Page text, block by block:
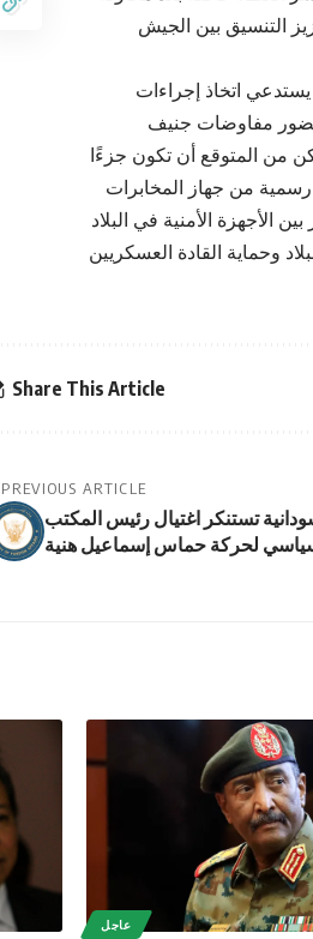
التنسيق بين الجيش
يستدعي اتخاذ إجراءات
من المتوقع أن تكون جزءًا
من جهاز المخابرات
وحماية القادة العسكريين
Share This Article
PREVIOUS ARTICLE
تستنكر اغتيال رئيس المكتب
لحركة حماس إسماعيل هنية
عاجل